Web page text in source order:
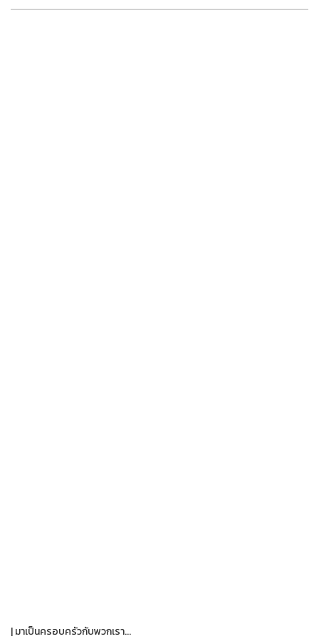
| มาเป็นครอบครัวกับพวกเรา...